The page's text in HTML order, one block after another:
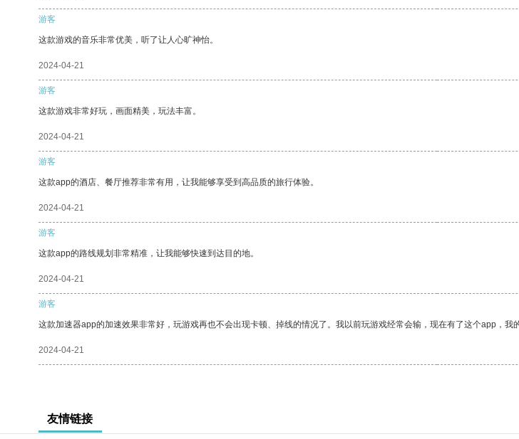
游客
这款游戏的音乐非常优美，听了让人心旷神怡。
2024-04-21
游客
这款游戏非常好玩，画面精美，玩法丰富。
2024-04-21
游客
这款app的酒店、餐厅推荐非常有用，让我能够享受到高品质的旅行体验。
2024-04-21
游客
这款app的路线规划非常精准，让我能够快速到达目的地。
2024-04-21
游客
这款加速器app的加速效果非常好，玩游戏再也不会出现卡顿、掉线的情况了。我以前玩游戏经常会输，现在有了这个app，我
2024-04-21
友情链接